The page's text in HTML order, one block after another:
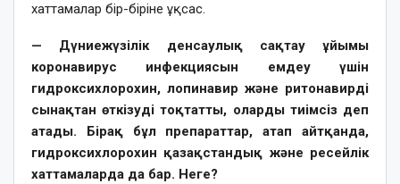
хаттамалар бір-біріне ұқсас.
— Дүниежүзілік денсаулық сақтау ұйымы
коронавирус инфекциясын емдеу үшін
гидроксихлорохин, лопинавир және ритонавирді
сынақтан өткізуді тоқтатты, оларды тиімсіз деп
атады. Бірақ бұл препараттар, атап айтқанда,
гидроксихлорохин қазақстандық және ресейлік
хаттамаларда да бар. Неге?